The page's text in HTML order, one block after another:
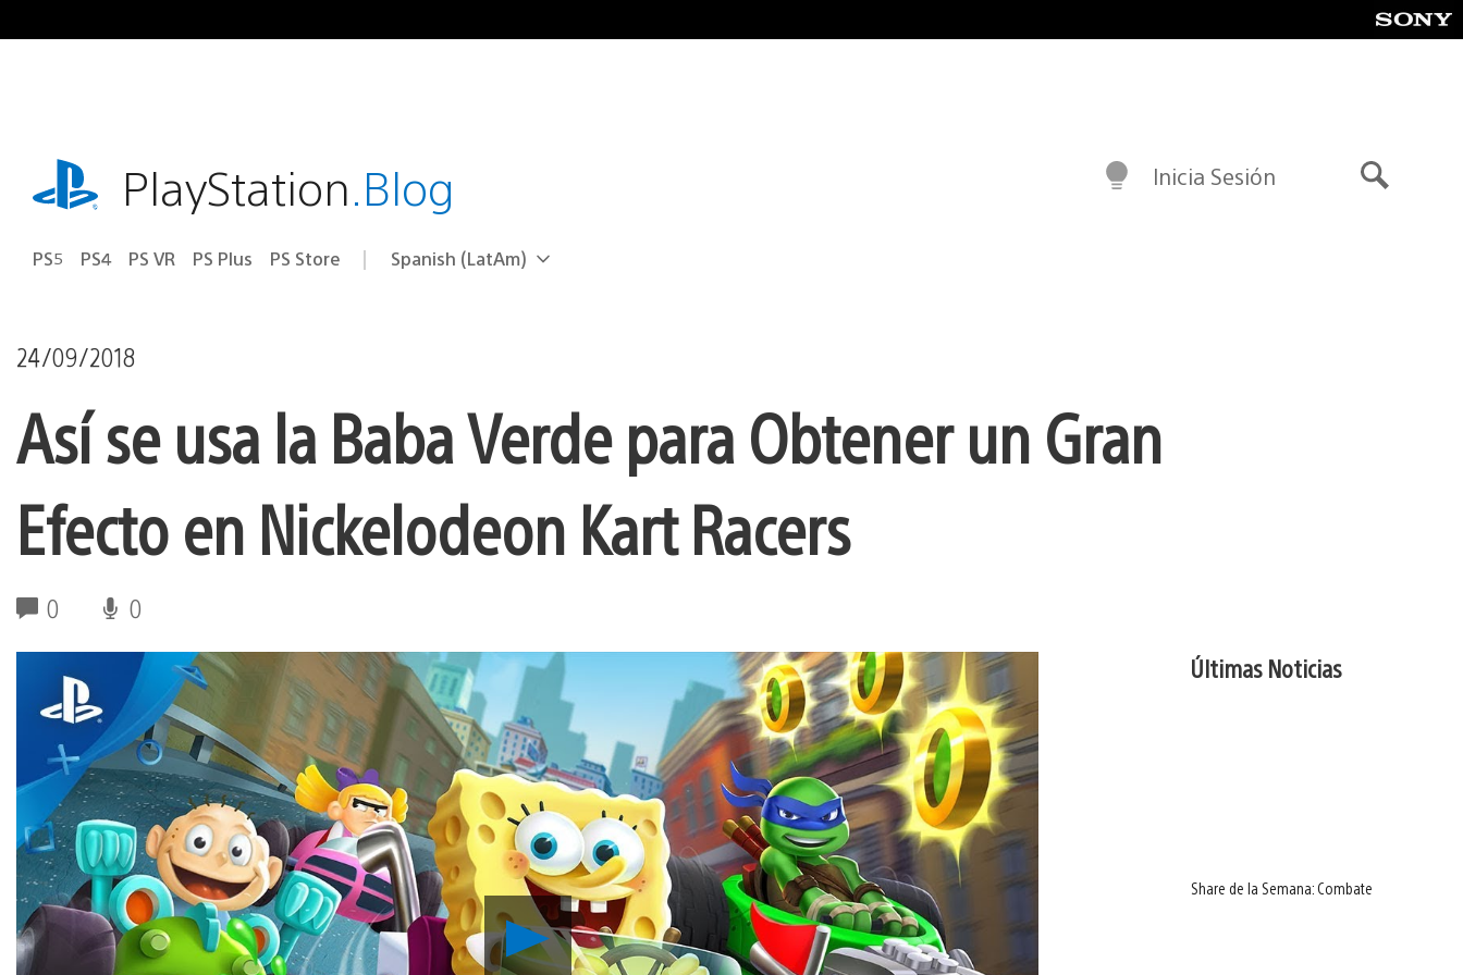
al
playstation.comPlayStation.Blog
PS5 PS4 PS VR PS Plus PS Store Elige
Región
Spanish (LatAm)
Inicia Sesión
24/09/2018
Así se usa la Baba Verde para Obtener un Gran
Efecto en Nickelodeon Kart Racers
0 0
Reproducir
Así
se
Últimas Noticias
Share de la Semana: Combate